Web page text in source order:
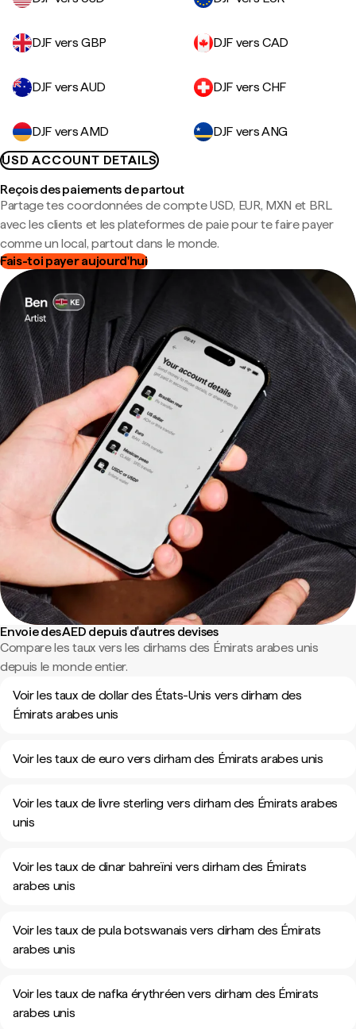
DJF vers GBP DJF vers CAD
DJF vers AUD DJF vers CHF
DJF vers AMD
DJF vers ANG
USD ACCOUNT DETAILS
Reçois des paiements de partout
Partage tes coordonnées de compte USD, EUR, MXN et BRL
avec les clients et les plateformes de paie pour te faire payer
comme un local, partout dans le monde.
Fais-toi payer aujourd'hui
Envoie des AED depuis d'autres devises
Compare les taux vers les dirhams des Émirats arabes unis
depuis le monde entier.
Voir les taux de dollar des États-Unis vers dirham des
Émirats arabes unis
Voir les taux de euro vers dirham des Émirats arabes unis
Voir les taux de livre sterling vers dirham des Émirats arabes
unis
Voir les taux de dinar bahreïni vers dirham des Émirats
arabes unis
Voir les taux de pula botswanais vers dirham des Émirats
arabes unis
Voir les taux de nafka érythréen vers dirham des Émirats
arabes unis